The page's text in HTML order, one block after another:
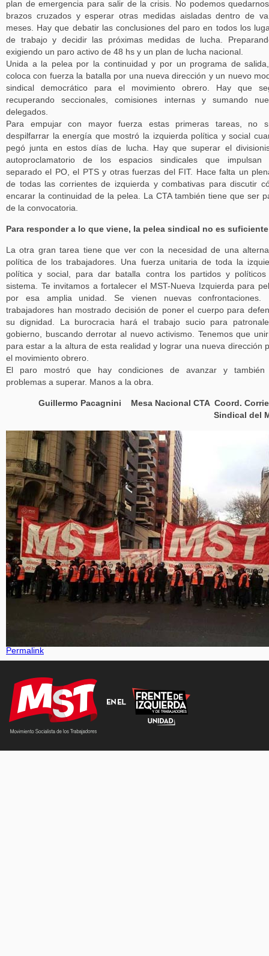
plan de emergencia para salir de la crisis. No podemos
brazos cruzados y esperar otras medidas aisladas dentro de
meses. Hay que debatir las conclusiones del paro en todos los
de trabajo y decidir las próximas medidas de lucha.
exigiendo un paro activo de 48 hs y un plan de lucha nacional.
Unida a la pelea por la continuidad y por un programa de
coloca con fuerza la batalla por una nueva dirección y un nuevo
sindical democrático para el movimiento obrero. Hay que
recuperando seccionales, comisiones internas y sumando
delegados.
Para empujar con mayor fuerza estas primeras tareas, no
despilfarrar la energía que mostró la izquierda política y social
pegó junta en estos días de lucha. Hay que superar el
autoproclamatorio de los espacios sindicales que impulsan
separado el PO, el PTS y otras fuerzas del FIT. Hace falta un
de todas las corrientes de izquierda y combativas para discutir
encarar la continuidad de la pelea. La CTA también tiene que ser
de la convocatoria.
Para responder a lo que viene, la pelea sindical no es suficiente
La otra gran tarea tiene que ver con la necesidad de una
política de los trabajadores. Una fuerza unitaria de toda la
política y social, para dar batalla contra los partidos y políticos
sistema. Te invitamos a fortalecer el MST-Nueva Izquierda para
por esa amplia unidad. Se vienen nuevas confrontaciones.
trabajadores han mostrado decisión de poner el cuerpo para
su dignidad. La burocracia hará el trabajo sucio para
gobierno, buscando derrotar al nuevo activismo. Tenemos que
para estar a la altura de esta realidad y lograr una nueva dirección
el movimiento obrero.
El paro mostró que hay condiciones de avanzar y también
problemas a superar. Manos a la obra.
Guillermo Pacagnini Mesa Nacional CTA Coord.
Sindical del
Permalink